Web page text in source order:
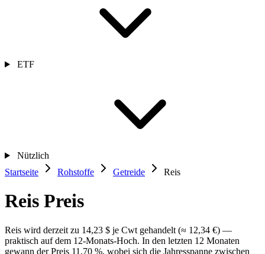
ETF
Nützlich
Startseite
Rohstoffe Getreide Reis
Reis Preis
Reis wird derzeit zu 14,23 $ je Cwt gehandelt (≈ 12,34 €) —
praktisch auf dem 12-Monats-Hoch. In den letzten 12 Monaten
gewann der Preis 11,70 %, wobei sich die Jahresspanne zwischen